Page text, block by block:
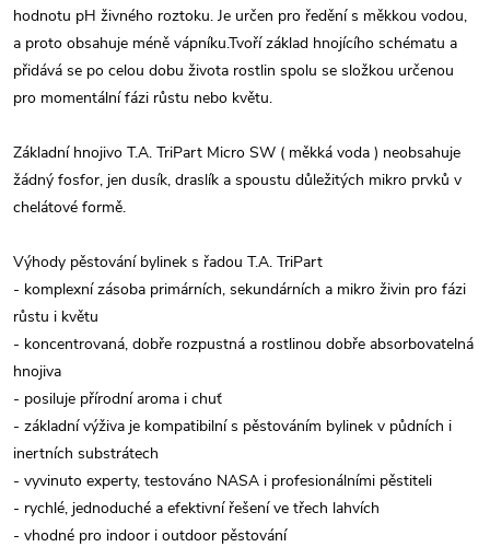
hodnotu pH živného roztoku. Je určen pro ředění s měkkou vodou,
a proto obsahuje méně vápníku.Tvoří základ hnojícího schématu a
přidává se po celou dobu života rostlin spolu se složkou určenou
pro momentální fázi růstu nebo květu.
Základní hnojivo T.A. TriPart Micro SW ( měkká voda ) neobsahuje
žádný fosfor, jen dusík, draslík a spoustu důležitých mikro prvků v
chelátové formě.
Výhody pěstování bylinek s řadou T.A. TriPart
- komplexní zásoba primárních, sekundárních a mikro živin pro fázi
růstu i květu
- koncentrovaná, dobře rozpustná a rostlinou dobře absorbovatelná
hnojiva
- posiluje přírodní aroma i chuť
- základní výživa je kompatibilní s pěstováním bylinek v půdních i
inertních substrátech
- vyvinuto experty, testováno NASA i profesionálními pěstiteli
- rychlé, jednoduché a efektivní řešení ve třech lahvích
- vhodné pro indoor i outdoor pěstování